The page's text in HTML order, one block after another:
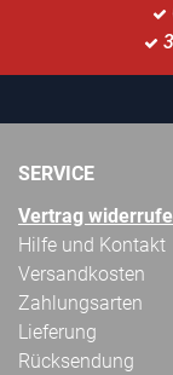
SERVICE
Vertrag
Hilfe und Kontakt
Versandkosten
Zahlungsarten
Lieferung
Rücksendung